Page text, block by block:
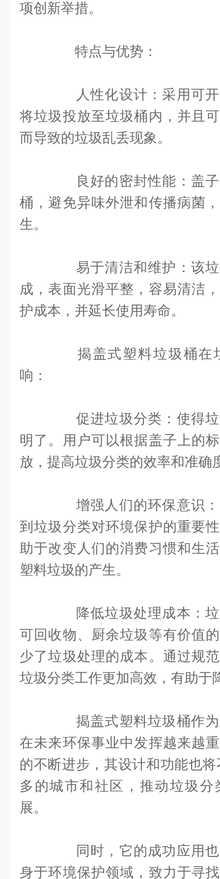
项创新举措。
特点与优势：
人性化设计：采用可开
将垃圾投放至垃圾桶内，并且
而导致的垃圾乱丢现象。
良好的密封性能：盖子
桶，避免异味外泄和传播病菌
生。
易于清洁和维护：该垃
成，表面光滑平整，容易清洁
护成本，并延长使用寿命。
揭盖式塑料垃圾桶在
响：
促进垃圾分类：使得垃
明了。用户可以根据盖子上的
放，提高垃圾分类的效率和准确
增强人们的环保意识：
到垃圾分类对环境保护的重要
助于改变人们的消费习惯和生
塑料垃圾的产生。
降低垃圾处理成本：垃
可回收物、厨余垃圾等有价值
少了垃圾处理的成本。通过规
垃圾分类工作更加高效，有助于
揭盖式塑料垃圾桶作为
在未来环保事业中发挥越来越
的不断进步，其设计和功能也
多的城市和社区，推动垃圾
展。
同时，它的成功应用也
身于环境保护领域，致力于寻